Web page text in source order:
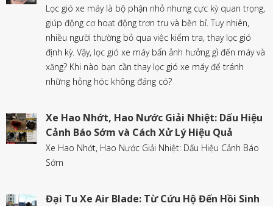
Lọc gió xe máy là bộ phận nhỏ nhưng cực kỳ quan trọng,
giúp động cơ hoạt động trơn tru và bền bỉ. Tuy nhiên,
nhiều người thường bỏ qua việc kiểm tra, thay lọc gió
định kỳ. Vậy, lọc gió xe máy bẩn ảnh hưởng gì đến máy và
xăng? Khi nào bạn cần thay lọc gió xe máy để tránh
những hỏng hóc không đáng có?
Xe Hao Nhớt, Hao Nước Giải Nhiệt: Dấu Hiệu
Cảnh Báo Sớm và Cách Xử Lý Hiệu Quả
Xe Hao Nhớt, Hao Nước Giải Nhiệt: Dấu Hiệu Cảnh Báo
Sớm
Đại Tu Xe Air Blade: Từ Cứu Hộ Đến Hồi Sinh